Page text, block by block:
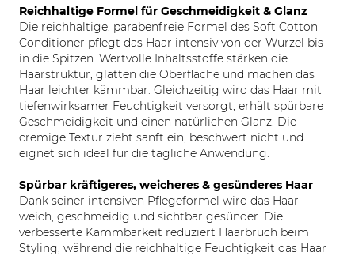
Reichhaltige Formel für Geschmeidigkeit & Glanz
Die reichhaltige, parabenfreie Formel des Soft Cotton
Conditioner pflegt das Haar intensiv von der Wurzel bis
in die Spitzen. Wertvolle Inhaltsstoffe stärken die
Haarstruktur, glätten die Oberfläche und machen das
Haar leichter kämmbar. Gleichzeitig wird das Haar mit
tiefenwirksamer Feuchtigkeit versorgt, erhält spürbare
Geschmeidigkeit und einen natürlichen Glanz. Die
cremige Textur zieht sanft ein, beschwert nicht und
eignet sich ideal für die tägliche Anwendung.
Spürbar kräftigeres, weicheres & gesünderes Haar
Dank seiner intensiven Pflegeformel wird das Haar
weich, geschmeidig und sichtbar gesünder. Die
verbesserte Kämmbarkeit reduziert Haarbruch beim
Styling, während die reichhaltige Feuchtigkeit das Haar